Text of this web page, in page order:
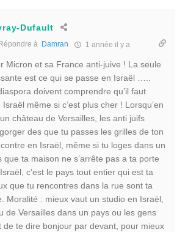
Dufault
Répondre à Damran 1 année il y a
Micron et sa France anti-juive ! La seule
est ce qui se passe en Israël …..
doivent comprendre qu’il faut
même si c’est plus cher ! Lorsqu’en
château de Versailles, les anti juifs
des que tu passes les grilles de ton
en Israël, même si tu loges dans un
que ta maison ne s’arrête pas a ta porte
c’est le pays tout entier qui est ta
que tu rencontres dans la rue sont ta
Moralité : mieux vaut un studio en Israël,
de Versailles dans un pays ou les gens
de te dire bonjour par devant, pour mieux